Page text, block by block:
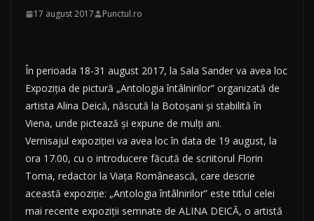
17 august 2017 Punctul.ro
În perioada 18-31 august 2017, la Sala Sander va avea loc
Expoziția de pictură „Antologia întâlnirilor” organizată de
artista Alina Deică, născută la Botoșani și stabilită în
Viena, unde pictează și expune de mulți ani.
Vernisajul expoziției va avea loc în data de 19 august, la
ora 17.00, cu o introducere făcută de scriitorul Florin
Toma, redactor la Viața Românească, care descrie
această expoziție: „Antologia întâlnirilor” este titlul celei
mai recente expoziţii semnate de ALINA DEICĂ, o artistă